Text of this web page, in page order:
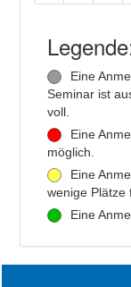
Eine
Seminar ist
voll.
Eine
möglich.
Eine
wenige Plätze
Eine